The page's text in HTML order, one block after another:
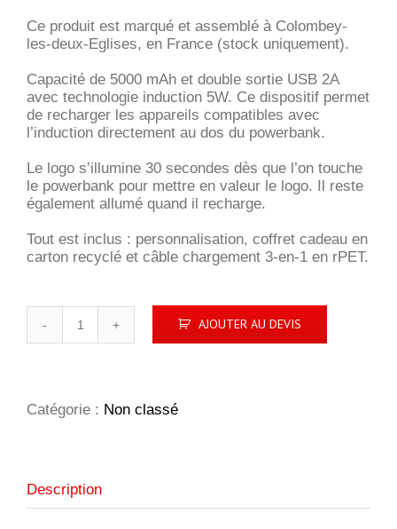
Ce produit est marqué et assemblé à Colombey-
les-deux-Eglises, en France (stock uniquement).
Capacité de 5000 mAh et double sortie USB 2A
avec technologie induction 5W. Ce dispositif permet
de recharger les appareils compatibles avec
l’induction directement au dos du powerbank.
Le logo s’illumine 30 secondes dès que l’on touche
le powerbank pour mettre en valeur le logo. Il reste
également allumé quand il recharge.
Tout est inclus : personnalisation, coffret cadeau en
carton recyclé et câble chargement 3-en-1 en rPET.
100%
wood
AJOUTER AU DEVIS
Catégorie : Non classé
Description